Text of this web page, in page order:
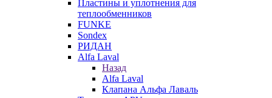
Пластины и уплотнения для
теплообменников
FUNKE
Sondex
РИДАН
Alfa Laval
Назад
Alfa Laval
Клапана Альфа Лаваль